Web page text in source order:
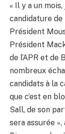
« Il y a un
candidature de
Président
Président
de l’APR et de
nombreux
candidats à la
que c’est en
Sall, de son
sera assurée